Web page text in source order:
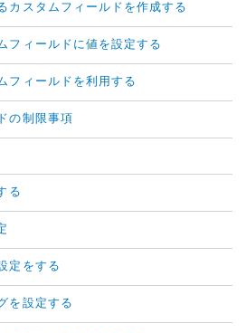
カスタムフィールドを作成する
フィールドに値を設定する
フィールドを利用する
の制限事項
る
定をする
を設定する